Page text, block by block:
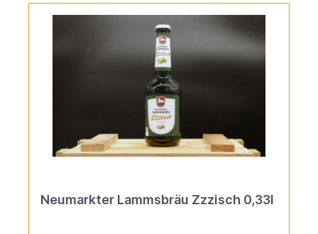
Neumarkter Lammsbräu Zzzisch 0,33l